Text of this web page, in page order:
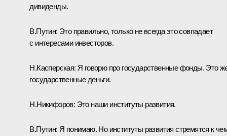
дивиденды.
В.Путин: Это правильно, только не всегда это совпадает
с интересами инвесторов.
Н.Касперская: Я говорю про государственные фонды. Это
государственные деньги.
Н.Никифоров: Это наши институты развития.
В.Путин: Я понимаю. Но институты развития стремятся к